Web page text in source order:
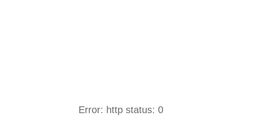
Error: http status: 0